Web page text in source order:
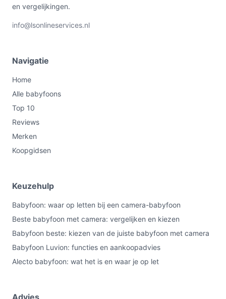
en vergelijkingen.
info@lsonlineservices.nl
Navigatie
Home
Alle babyfoons
Top 10
Reviews
Merken
Koopgidsen
Keuzehulp
Babyfoon: waar op letten bij een camera-babyfoon
Beste babyfoon met camera: vergelijken en kiezen
Babyfoon beste: kiezen van de juiste babyfoon met camera
Babyfoon Luvion: functies en aankoopadvies
Alecto babyfoon: wat het is en waar je op let
Advies